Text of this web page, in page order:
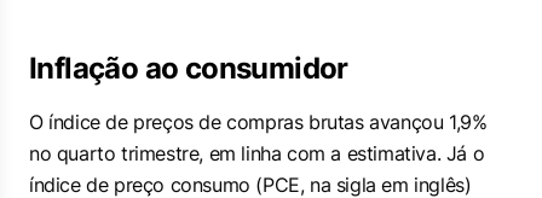
Inflação ao consumidor
O índice de preços de compras brutas avançou 1,9%
no quarto trimestre, em linha com a estimativa. Já o
índice de preço consumo (PCE, na sigla em inglês)